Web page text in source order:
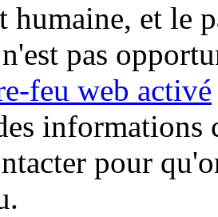
humaine, et le
pas
feu web activé
informations
pour